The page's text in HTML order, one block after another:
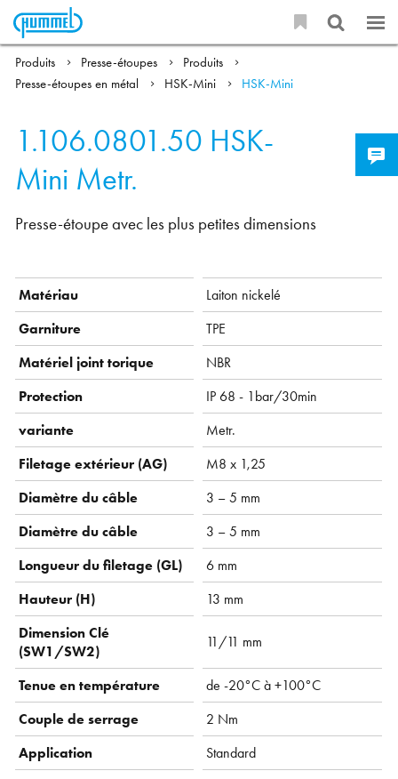
Produits Presse-étoupes
Produits
Presse-étoupes en métal
HSK-Mini HSK-Mini
1.106.0801.50 HSK-
Mini Metr.
Presse-étoupe avec les plus petites dimensions
Matériau
Laiton nickelé
Garniture
TPE
Matériel joint torique
NBR
Protection
IP 68 - 1bar/30min
variante
Metr.
Filetage extérieur (AG)
M8 x 1,25
Diamètre du câble
3 – 5 mm
Diamètre du câble
3 – 5 mm
Longueur du filetage (GL)
6 mm
Hauteur (H)
13 mm
Dimension Clé
(SW1/SW2)
11/11 mm
Tenue en température
de -20°C à +100°C
Couple de serrage
2 Nm
Application
Standard